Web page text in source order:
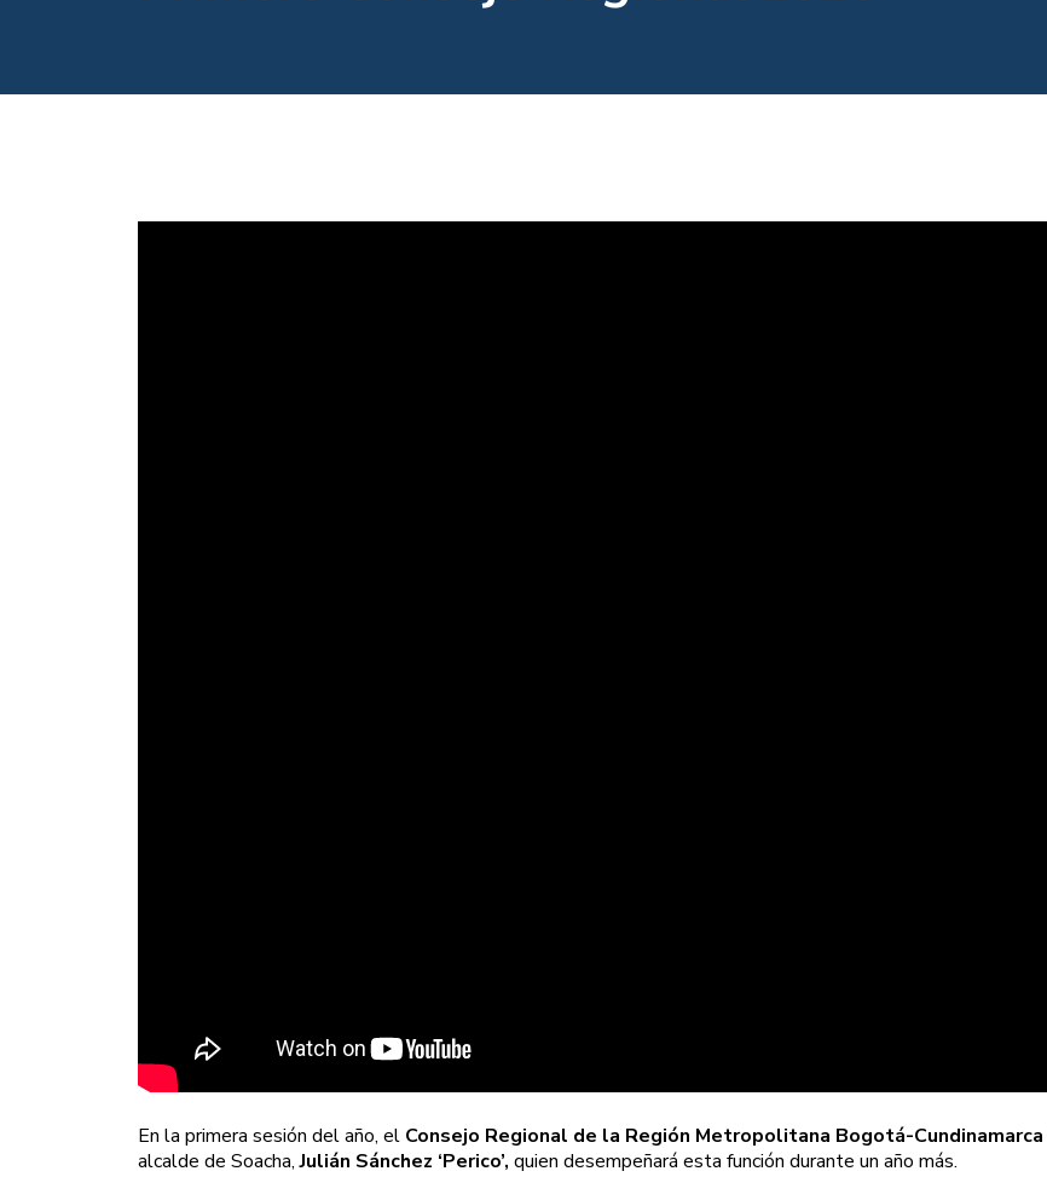
En la primera sesión del año, el Consejo Regional de la Región Metropolitana Bogotá-Cundinamarca
alcalde de Soacha,Julián Sánchez ‘Perico’, quien desempeñará esta función durante un año más.